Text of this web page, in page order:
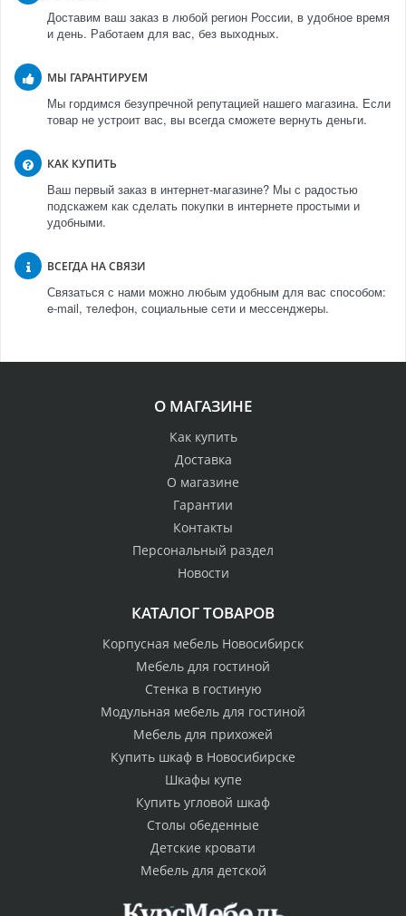
Доставим ваш заказ в любой регион России, в удобное время
и день. Работаем для вас, без выходных.
МЫ ГАРАНТИРУЕМ
Мы гордимся безупречной репутацией нашего магазина. Если
товар не устроит вас, вы всегда сможете вернуть деньги.
КАК КУПИТЬ
Ваш первый заказ в интернет-магазине? Мы с радостью
подскажем как сделать покупки в интернете простыми и
удобными.
ВСЕГДА НА СВЯЗИ
Связаться с нами можно любым удобным для вас способом:
e-mail, телефон, социальные сети и мессенджеры.
О МАГАЗИНЕ
Как купить
Доставка
О магазине
Гарантии
Контакты
Персональный раздел
Новости
КАТАЛОГ ТОВАРОВ
Корпусная мебель Новосибирск
Мебель для гостиной
Стенка в гостиную
Модульная мебель для гостиной
Мебель для прихожей
Купить шкаф в Новосибирске
Шкафы купе
Купить угловой шкаф
Столы обеденные
Детские кровати
Мебель для детской